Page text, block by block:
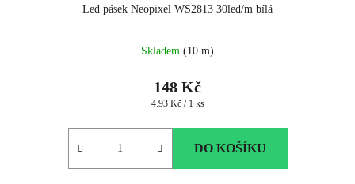
Led pásek Neopixel WS2813 30led/m bílá
Skladem (10 m)
148 Kč
Měrná
4.93 Kč / 1 ks
DO KOŠÍKU